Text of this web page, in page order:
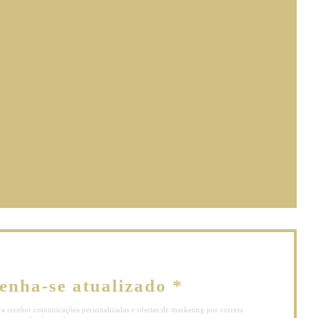
janela))
se atualizado *
receber comunicações personalizadas e ofertas de marketing por correio